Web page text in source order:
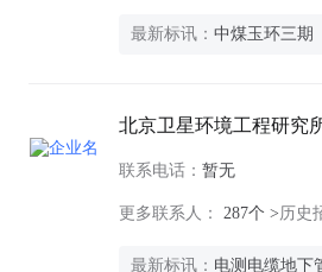
最新标讯： 中煤玉环三期
北京卫星环境工程研究
联系电话： 暂无
更多联系人： 287个 >历史
最新标讯： 电测电缆地下